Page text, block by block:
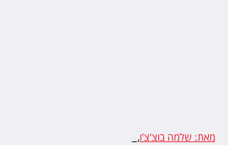
מאת: שלמה בוצ'צ'ו,